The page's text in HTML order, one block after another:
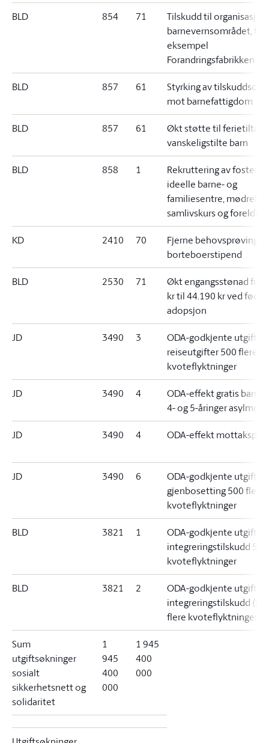
BLD 854 71
Tilskudd til
barnevernsområdet, for
eksempel
Forandringsfabrikken
BLD 857 61
Styrking av
mot barnefattigdom
BLD 857 61
Økt støtte til ferietiltak
vanskeligstilte barn
BLD 858 1
Rekruttering av
ideelle barne- og
familiesentre,
samlivskurs og
KD 2410 70
Fjerne behovsprøving
borteboerstipend
BLD 2530 71
Økt engangsstønad fra
kr til 44.190 kr ved
adopsjon
JD 3490 3
ODA-godkjente utgifter,
reiseutgifter 500 flere
kvoteflyktninger
JD 3490 4
ODA-effekt gratis
4- og 5-åringer
JD 3490 4 ODA-effekt
JD 3490 6
ODA-godkjente utgifter,
gjenbosetting 500 flere
kvoteflyktninger
BLD 3821 1
ODA-godkjente utgifter,
integreringstilskudd
kvoteflyktninger
BLD 3821 2
ODA-godkjente utgifter,
integreringstilskudd
flere kvoteflyktninger
Sum
utgiftsøkninger
sosialt
sikkerhetsnett og
solidaritet
1
945
400
000
1 945
400
000